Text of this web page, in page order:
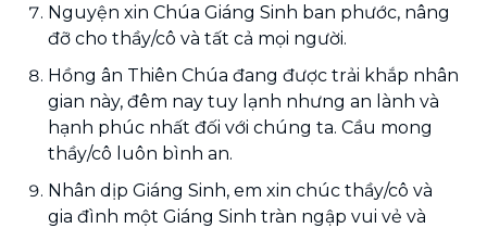
Nguyện xin Chúa Giáng Sinh ban phước, nâng
đỡ cho thầy/cô và tất cả mọi người.
Hồng ân Thiên Chúa đang được trải khắp nhân
gian này, đêm nay tuy lạnh nhưng an lành và
hạnh phúc nhất đối với chúng ta. Cầu mong
thầy/cô luôn bình an.
Nhân dịp Giáng Sinh, em xin chúc thầy/cô và
gia đình một Giáng Sinh tràn ngập vui vẻ và